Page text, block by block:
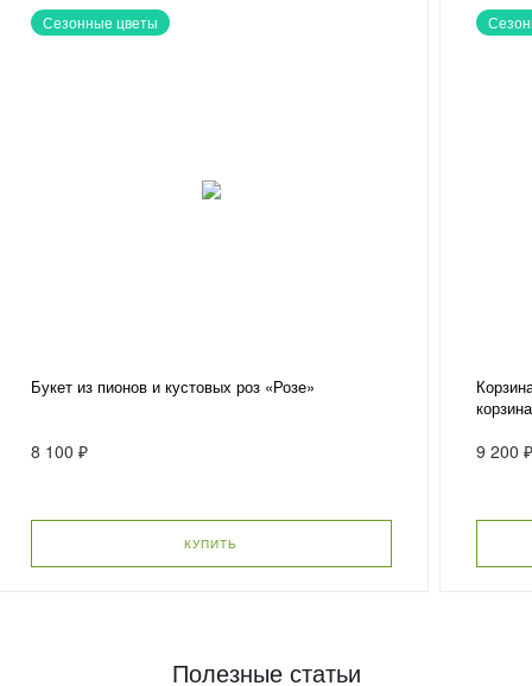
Сезонные цветы
Букет из пионов и кустовых роз «Розе»
8 100 ₽
КУПИТЬ
9 200
Полезные статьи